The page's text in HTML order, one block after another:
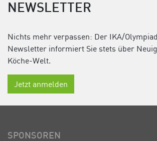
NEWSLETTER
Nichts mehr verpassen: Der IKA/
Newsletter informiert Sie stets über
Köche-Welt.
Jetzt anmelden
SPONSOREN